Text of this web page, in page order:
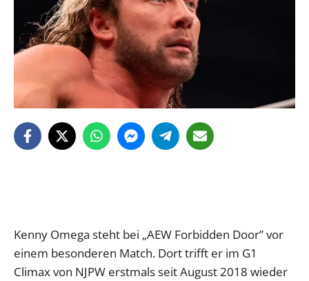
Kenny Omega steht bei „AEW Forbidden Door” vor
einem besonderen Match. Dort trifft er im G1
Climax von NJPW erstmals seit August 2018 wieder